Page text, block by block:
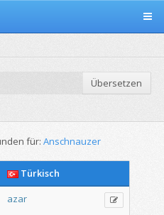
Übersetzen
für: Anschnauzer
Türkisch
azar